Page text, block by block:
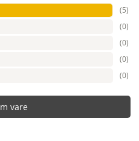
(5)
(0)
(0)
(0)
(0)
vare